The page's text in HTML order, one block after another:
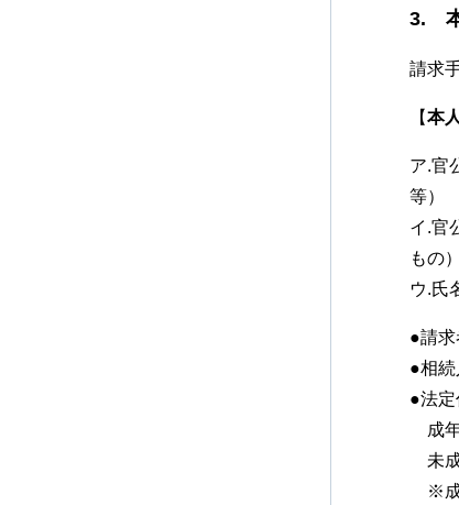
3.
請求
【本
ア.官
等）
イ.官
もの
ウ.氏
●請求
●相続
●法定
成
未成
※成